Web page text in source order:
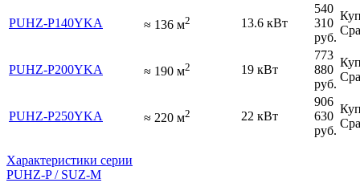
PUHZ-P140YKA ≈ 136 м2 13.6 кВт
540
310
руб.
PUHZ-P200YKA ≈ 190 м2 19 кВт
773
880
руб.
PUHZ-P250YKA ≈ 220 м2 22 кВт
906
630
руб.
Характеристики серии
PUHZ-P / SUZ-M